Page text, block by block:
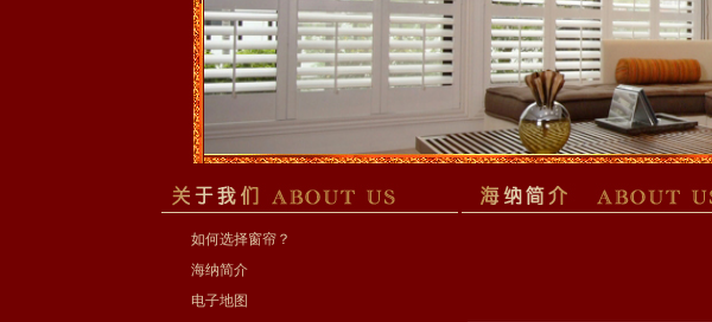
如何选择窗帘？
海纳简介
电子地图